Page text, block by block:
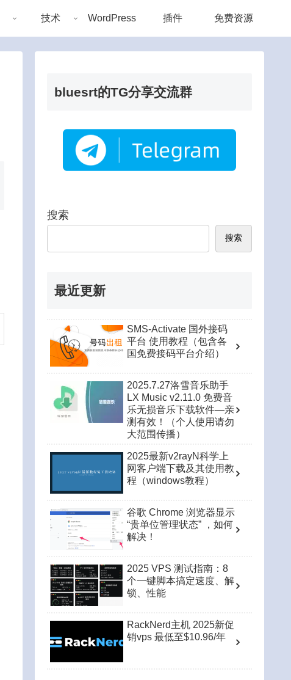
技术 WordPress 插件 免费资源
bluesrt的TG分享交流群
搜索
搜索
最近更新
SMS-Activate 国外接码
平台 使用教程（包含各
国免费接码平台介绍）
2025.7.27洛雪音乐助手
LX Music v2.11.0 免费音
乐无损音乐下载软件—亲
测有效！（个人使用请勿
大范围传播）
2025最新v2rayN科学上
网客户端下载及其使用教
程（windows教程）
谷歌 Chrome 浏览器显示
“贵单位管理状态” ，如何
解决！
2025 VPS 测试指南：8
个一键脚本搞定速度、解
锁、性能
RackNerd主机 2025新促
销vps 最低至$10.96/年